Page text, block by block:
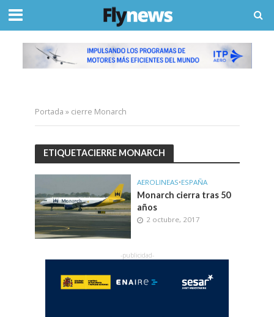
Portada » cierre Monarch
ETIQUETACIERRE MONARCH
AEROLINEAS•ESPAÑA
Monarch cierra tras 50
años
2 octubre, 2017